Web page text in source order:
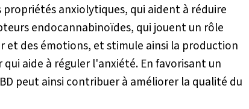
anxiolytiques, qui aident à réduire
endocannabinoïdes, qui jouent un rôle
des émotions, et stimule ainsi la production
aide à réguler l'anxiété. En favorisant un
peut ainsi contribuer à améliorer la qualité du